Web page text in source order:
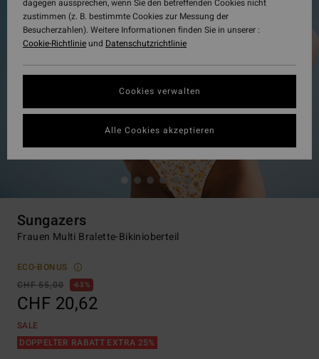
Sungazers
Frauen Multi Bralette-Bikinioberteil
ECO-BONUS
CHF 55,00
63%
CHF 20,62
SALE
DOPPELTER RABATT EXTRA 25%
dagegen aussprechen, wenn Sie den betreffenden Cookies nicht
zustimmen (z. B. bestimmte Cookies zur Messung der
Besucherzahlen). Weitere Informationen finden Sie in unserer :
Cookie-Richtlinieund Datenschutzrichtlinie
Cookies verwalten
Alle Cookies akzeptieren